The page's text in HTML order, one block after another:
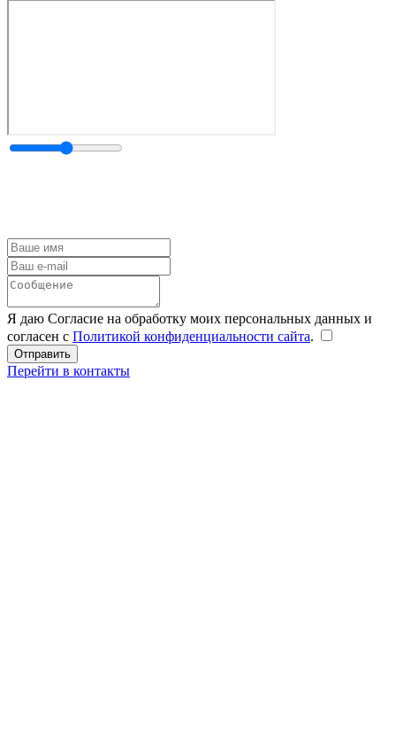
Я даю Согласие на обработку моих персональных данных и
согласен с Политикой конфиденциальности сайта.
Перейти в контакты